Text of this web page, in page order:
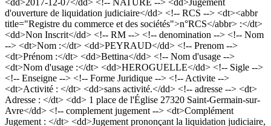
d'ouverture de liquidation judiciaire</dd> <!-- RCS --> <dt><abbr
title="Registre du commerce et des sociétés">n°RCS</abbr> :</dt>
<dd>Non Inscrit</dd> <!-- RM --> <!-- denomination --> <!-- Nom
--> <dt>Nom :</dt> <dd>PEYRAUD</dd> <!-- Prenom -->
<dt>Prénom :</dt> <dd>Bettina</dd> <!-- Nom d'usage -->
<dt>Nom d'usage :</dt> <dd>HEROGUELLE</dd> <!-- Sigle -->
<!-- Enseigne --> <!-- Forme Juridique --> <!-- Activite -->
<dt>Activité : </dt> <dd>sans activité.</dd> <!-- adresse --> <dt>
Adresse : </dt> <dd> 1 place de l'Église 27320 Saint-Germain-sur-
Avre</dd> <!-- complement jugement --> <dt>Complément
Jugement : </dt> <dd>Jugement prononçant la liquidation judiciaire,